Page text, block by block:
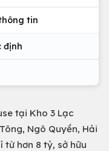
tin
định
tại Kho 3 Lạc
Ngô Quyền, Hải
từ hơn 8 tỷ, sở hữu